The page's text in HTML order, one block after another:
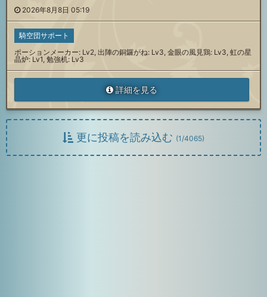
2026年8月8日 05:19
騎空団サポート
ポーションメーカー: Lv2, 出陣の銅鑼がね: Lv3, 金眼の風見鶏: Lv3, 虹の星
晶炉: Lv1, 勉強机: Lv3
詳細を見る
更に投稿を読み込む (1/4065)